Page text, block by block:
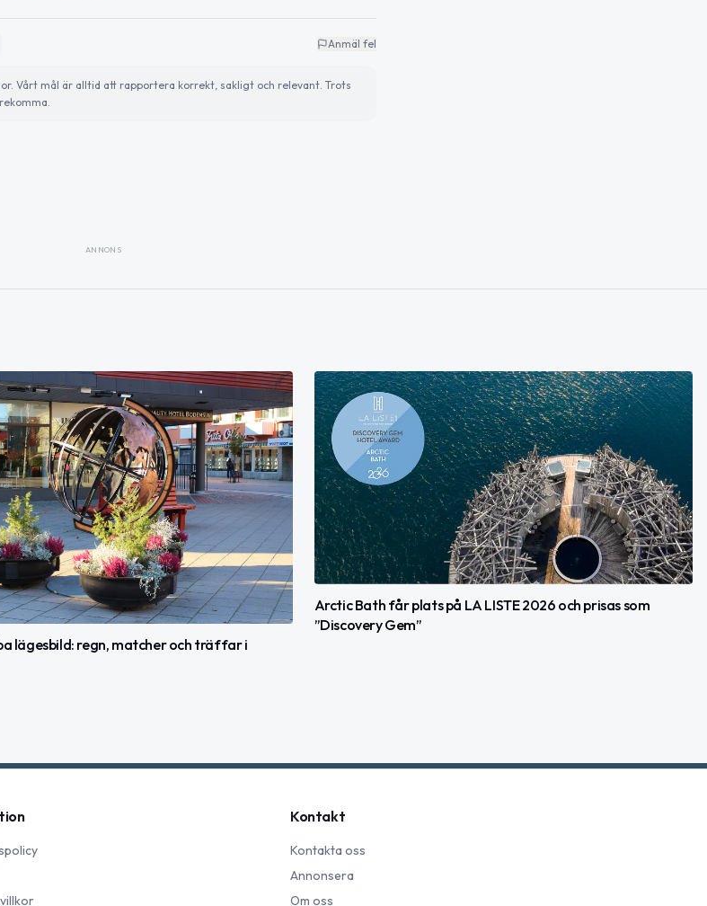
Anmäl fel
Vårt mål är alltid att rapportera korrekt, sakligt och relevant. Trots
ANNONS
lägesbild: regn, matcher och träffar i
Arctic Bath får plats på LA LISTE 2026 och prisas som
”Discovery Gem”
Kontakt
Kontakta oss
Annonsera
Om oss